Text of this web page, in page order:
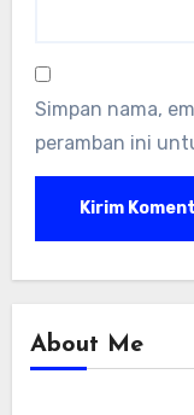
Simpan nama,
peramban ini
About Me